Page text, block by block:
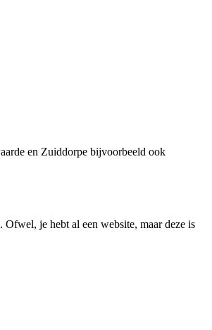
en Zuiddorpe bijvoorbeeld ook
je hebt al een website, maar deze is